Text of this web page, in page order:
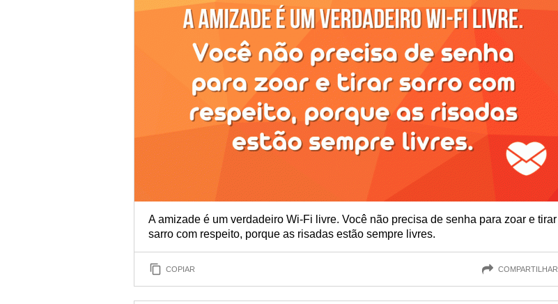
A amizade é um verdadeiro Wi-Fi livre. Você não precisa de senha para zoar e tirar
sarro com respeito, porque as risadas estão sempre livres.
COPIAR COMPARTILHAR